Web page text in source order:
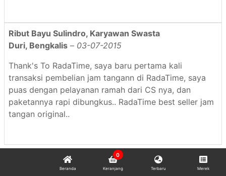
Ribut Bayu Sulindro, Karyawan Swasta
Duri, Bengkalis – 03-07-2015
Thank's To RadaTime, saya baru pertama kali
transaksi pembelian jam tangann di RadaTime, saya
puas dengan pelayanan ramah dari CS nya, dan
paketannya rapi dibungkus.. RadaTime best seller jam
tangan original..
Beranda Keranjang
0
Terbaru Merek